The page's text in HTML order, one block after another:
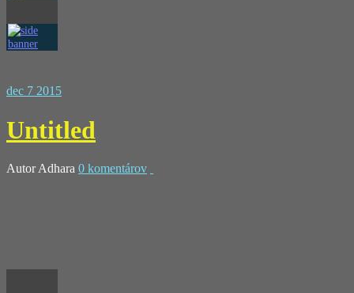
dec 7 2015
Untitled
Autor Adhara 0 komentárov